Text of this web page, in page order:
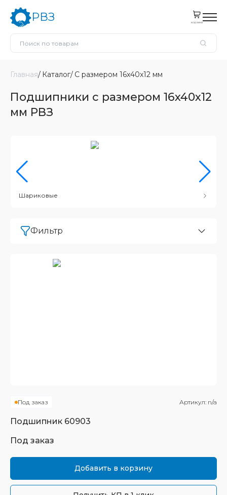
РВЗ корзина
Главная Каталог С размером 16x40x12 мм
Подшипники с размером 16x40x12
мм РВЗ
Шариковые
Фильтр
Под заказ Артикул: n/a
Подшипник 60903
Под заказ
Добавить в корзину